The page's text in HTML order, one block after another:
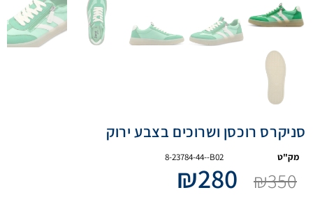
סניקרס רוכסן ושרוכים בצבע ירוק
מק"ט 8-23784-44--B02
₪350
₪280